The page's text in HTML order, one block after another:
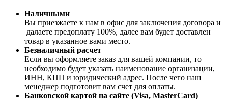
Наличными
Вы приезжаете к нам в офис для заключения договора и
далаете предоплату 100%, далее вам будет доставлен
товар в указанное вами место.
Безналичный расчет
Если вы оформляете заказ для вашей компании, то
необходимо будет указать наименование организации,
ИНН, КПП и юридический адрес. После чего наш
менеджер подготовит вам счет для оплаты.
Банковской картой на сайте (Visa, MasterCard)